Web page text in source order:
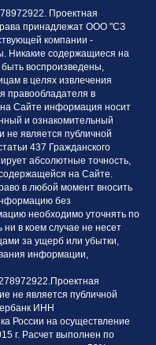
Проектная
принадлежат ООО "СЗ
компании -
Никакие содержащиеся на
воспроизведены,
в целях извлечения
правообладателя в
Сайте информация носит
и ознакомительный
не является публичной
437 Гражданского
абсолютные точность,
на Сайте.
в любой момент вносить
без
необходимо уточнять по
в коем случае не несет
за ущерб или убытки,
информации,
не является публичной
ИНН
России на осуществление
г. Расчет выполнен по